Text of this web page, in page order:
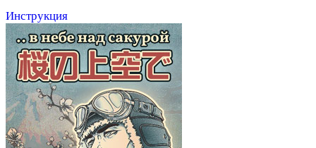
Инструкция